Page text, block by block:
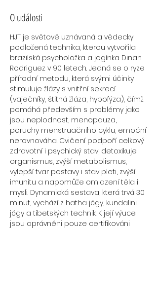
O události
HJT je světově uznávaná a vědecky
podložená technika, kterou vytvořila
brazilská psycholožka a jogínka Dinah
Rodriguez v 90 letech. Jedná se o ryze
přírodní metodu, která svými účinky
stimuluje žlázy s vnitřní sekrecí
(vaječníky, štítná žláza, hypofýza), čímž
pomáhá především s problémy jako
jsou neplodnost, menopauza,
poruchy menstruačního cyklu, emoční
nerovnováha. Cvičení podpoří celkový
zdravotní i psychický stav, detoxikuje
organismus, zvýší metabolismus,
vylepší tvar postavy i stav pleti, zvýší
imunitu a napomůže omlazení těla i
mysli. Dynamická sestava, která trvá 30
minut, vychází z hatha jógy, kundalini
jógy a tibetských technik. K její výuce
jsou oprávněni pouze certifikováni